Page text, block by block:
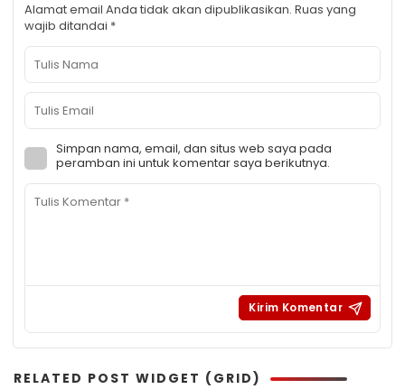
Alamat email Anda tidak akan dipublikasikan. Ruas yang
wajib ditandai *
Simpan nama, email, dan situs web saya pada
peramban ini untuk komentar saya berikutnya.
RELATED POST WIDGET (GRID)